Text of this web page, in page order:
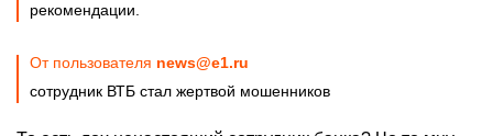
рекомендации.
От пользователя news@e1.ru
сотрудник ВТБ стал жертвой мошенников